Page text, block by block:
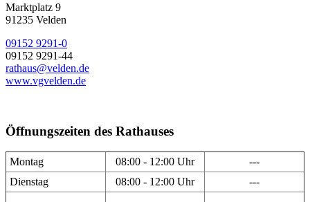
Marktplatz 9
91235 Velden
09152 9291-0
09152 9291-44
rathaus@velden.de
www.vgvelden.de
Öffnungszeiten des Rathauses
Montag 08:00 - 12:00 Uhr
---
Dienstag
08:00 - 12:00 Uhr ---